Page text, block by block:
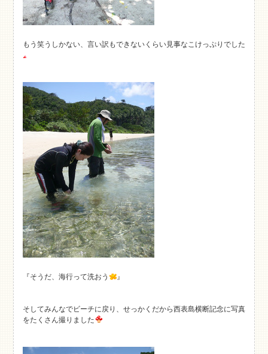
もう笑うしかない、言い訳もできないくらい見事なこけっぷりでした
『そうだ、海行って洗おう 』
そしてみんなでビーチに戻り、せっかくだから西表島横断記念に写真
をたくさん撮りました